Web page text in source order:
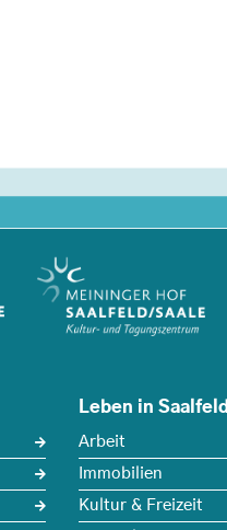
Leben in Saalfeld
Arbeit
Immobilien
Kultur & Freizeit